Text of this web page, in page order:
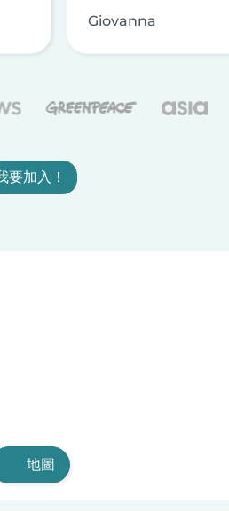
Giovanna
要加入！
地圖